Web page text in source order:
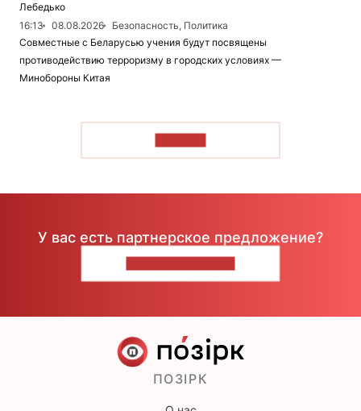
Лебедько
16:13
08.08.2026
Безопасность, Политика
Совместные с Беларусью учения будут посвящены
противодействию терроризму в городских условиях —
Минобороны Китая
У вас есть партнерское предложение?
ПОЗІРК